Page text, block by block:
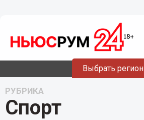
Выбрать регион
РУБРИКА
Спорт